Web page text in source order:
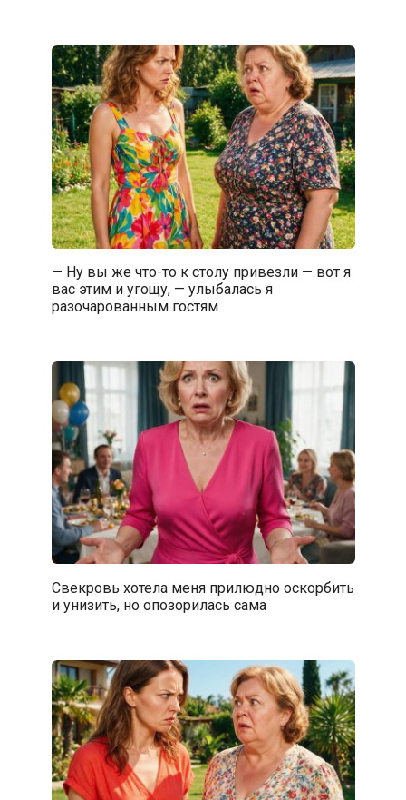
— Ну вы же что-то к столу привезли — вот я
вас этим и угощу, — улыбалась я
разочарованным гостям
Свекровь хотела меня прилюдно оскорбить
и унизить, но опозорилась сама